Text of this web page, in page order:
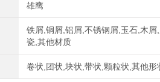
雄鹰
铁屑,铜屑,铝屑,不锈钢屑,玉石,木屑
瓷,其他材质
卷状,团状,块状,带状,颗粒状,其他形